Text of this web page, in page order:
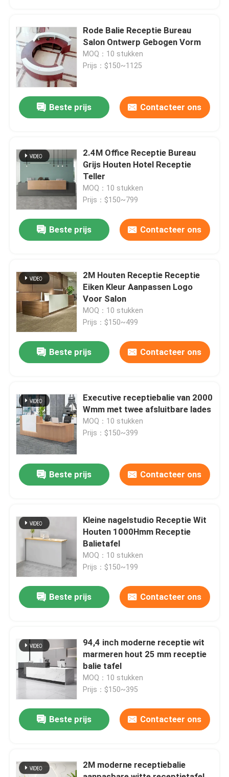
Thuis
Over ons
Fabriekstocht
Kwaliteitscontrole
Neem contact met ons op
Nieuws
Gevallen
Bureau Werkstation Bureaus
Rode Balie Receptie Bureau
Salon Ontwerp Gebogen Vorm
MOQ：10 stukken
Prijs：$150~1125
Beste prijs Contacteer ons
2.4M Office Receptie Bureau
Grijs Houten Hotel Receptie
Teller
MOQ：10 stukken
Prijs：$150~799
Beste prijs Contacteer ons
2M Houten Receptie Receptie
Eiken Kleur Aanpassen Logo
Voor Salon
MOQ：10 stukken
Prijs：$150~499
Beste prijs Contacteer ons
Executive receptiebalie van 2000
Wmm met twee afsluitbare lades
MOQ：10 stukken
Prijs：$150~399
Beste prijs Contacteer ons
Kleine nagelstudio Receptie Wit
Houten 1000Hmm Receptie
Balietafel
MOQ：10 stukken
Prijs：$150~199
Beste prijs Contacteer ons
94,4 inch moderne receptie wit
marmeren hout 25 mm receptie
balie tafel
MOQ：10 stukken
Prijs：$150~395
Beste prijs Contacteer ons
2M moderne receptiebalie